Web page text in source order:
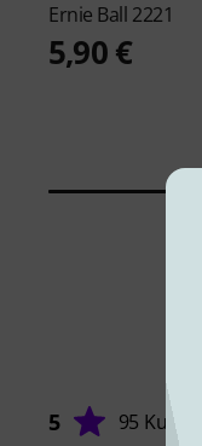
Ernie Ball 2221
5,90 €
5 95 Kunden